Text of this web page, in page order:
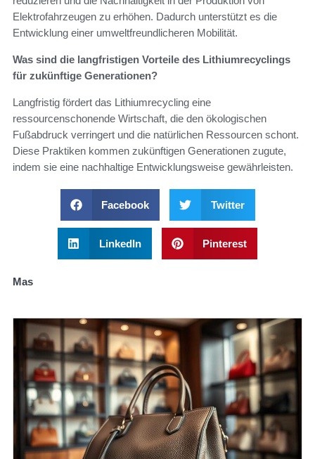
Elektrofahrzeugen zu erhöhen. Dadurch unterstützt es die
Entwicklung einer umweltfreundlicheren Mobilität.
Was sind die langfristigen Vorteile des Lithiumrecyclings
für zukünftige Generationen?
Langfristig fördert das Lithiumrecycling eine
ressourcenschonende Wirtschaft, die den ökologischen
Fußabdruck verringert und die natürlichen Ressourcen schont.
Diese Praktiken kommen zukünftigen Generationen zugute,
indem sie eine nachhaltige Entwicklungsweise gewährleisten.
Facebook Twitter
LinkedIn Pinterest
Mas